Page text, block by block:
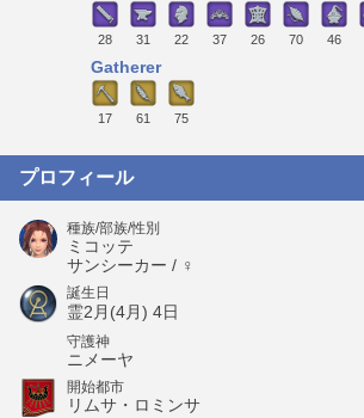
28 31 22 37 26 70 46
Gatherer
17 61 75
プロフィール
種族/部族/性別
ミコッテ
サンシーカー / ♀
誕生日
霊2月(4月) 4日
守護神
ニメーヤ
開始都市
リムサ・ロミンサ